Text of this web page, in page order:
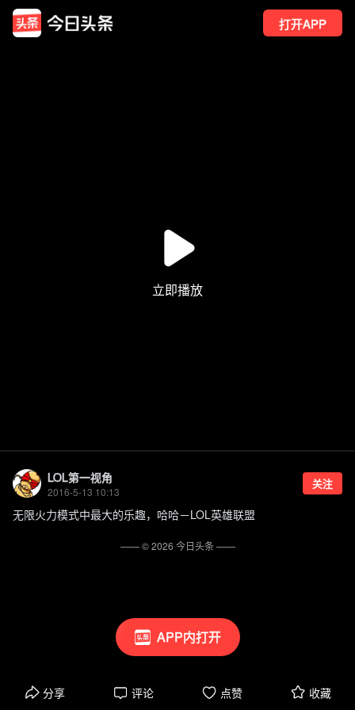
打开APP
APP内打开
LOL第一视角
2016-5-13 10:13
关注
无限火力模式中最大的乐趣，哈哈－LOL英雄联盟
分享 评论 点赞 收藏
—— ©2026 今日头条——